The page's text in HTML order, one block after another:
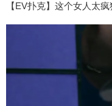
【EV扑克】这个女人太